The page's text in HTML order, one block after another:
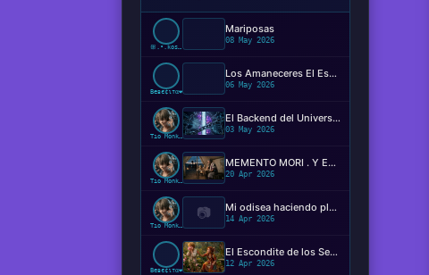
ꕥ.•.kosaki.•.🦋
Mariposas
08 May 2026
Beвє¢ιтα❤️
Los Amaneceres El Espectáculo Silencioso ✨️
06 May 2026
Tío Monkey
El Backend del Universo: Determinismo, Conciencia y el Código de la Realidad
03 May 2026
Tío Monkey
MEMENTO MORI . Y EL MIEDO DE MORIR?
20 Apr 2026
Tío Monkey
📷 Mi odisea haciendo plugins
14 Apr 2026
Beвє¢ιтα❤️
El Escondite de los Sentimientos
12 Apr 2026